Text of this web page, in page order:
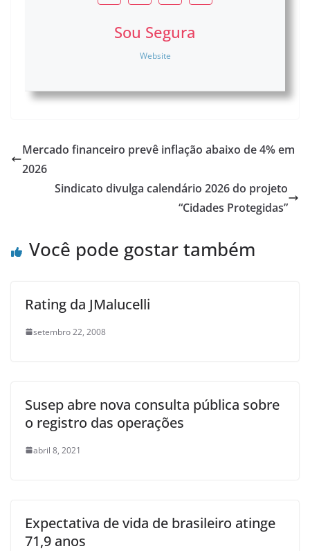
Sou Segura
Website
Mercado financeiro prevê inflação abaixo de 4% em
2026
Sindicato divulga calendário 2026 do projeto
“Cidades Protegidas”
Você pode gostar também
Rating da JMalucelli
setembro 22, 2008
Susep abre nova consulta pública sobre
o registro das operações
abril 8, 2021
Expectativa de vida de brasileiro atinge
71,9 anos